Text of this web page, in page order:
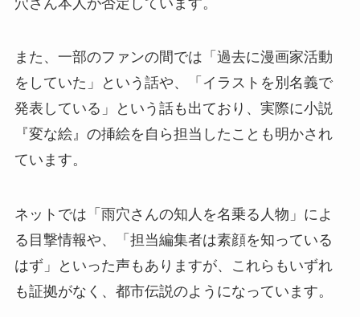
また、一部のファンの間では「過去に漫画家活動
をしていた」という話や、「イラストを別名義で
発表している」という話も出ており、実際に小説
『変な絵』の挿絵を自ら担当したことも明かされ
ています。
ネットでは「雨穴さんの知人を名乗る人物」によ
る目撃情報や、「担当編集者は素顔を知っている
はず」といった声もありますが、これらもいずれ
も証拠がなく、都市伝説のようになっています。